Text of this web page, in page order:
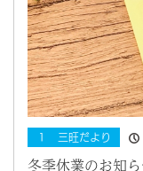
１ 三旺だより
冬季休業のお知